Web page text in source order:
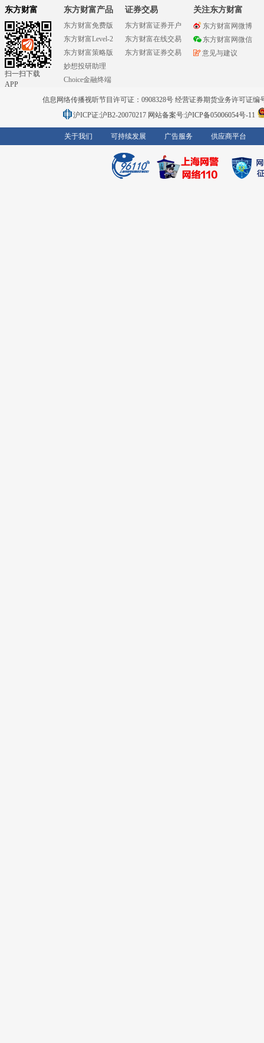
东方财富
扫一扫下载
APP
东方财富产品
东方财富免费版
东方财富Level-2
东方财富策略版
妙想投研助理
Choice金融终端
证券交易
东方财富证券开户
东方财富在线交易
东方财富证券交易
关注东方财富
东方财富网微博
东方财富网微信
意见与建议
信息网络传播视听节目许可证：0908328号 经营证券期货业务许可证编
沪ICP证:沪B2-20070217 网站备案号:沪ICP备05006054号-11
关于我们 可持续发展 广告服务 供应商平台